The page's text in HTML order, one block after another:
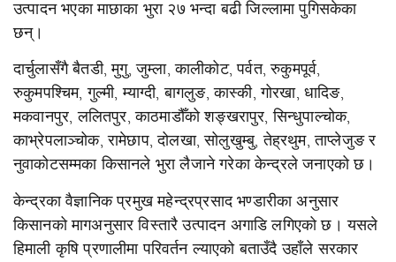
उत्पादन भएका माछाका भुरा २७ भन्दा बढी जिल्लामा पुगिसकेका
छन्।
दार्चुलासँगै बैतडी, मुगु, जुम्ला, कालीकोट, पर्वत, रुकुमपूर्व,
रुकुमपश्चिम, गुल्मी, म्याग्दी, बागलुङ, कास्की, गोरखा, धादिङ,
मकवानपुर, ललितपुर, काठमाडौँको शङ्खरापुर, सिन्धुपाल्चोक,
काभ्रेपलाञ्चोक, रामेछाप, दोलखा, सोलुखुम्बु, तेह्रथुम, ताप्लेजुङ र
नुवाकोटसम्मका किसानले भुरा लैजाने गरेका केन्द्रले जनाएको छ।
केन्द्रका वैज्ञानिक प्रमुख महेन्द्रप्रसाद भण्डारीका अनुसार
किसानको मागअनुसार विस्तारै उत्पादन अगाडि लगिएको छ। यसले
हिमाली कृषि प्रणालीमा परिवर्तन ल्याएको बताउँदै उहाँले सरकार